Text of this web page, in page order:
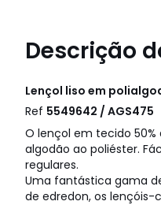
Descrição
Lençol liso em
Ref 5549642 / AGS475
O lençol em tecido 50%
algodão ao poliéster.
regulares.
Uma fantástica gama
de edredon, os lençóis-